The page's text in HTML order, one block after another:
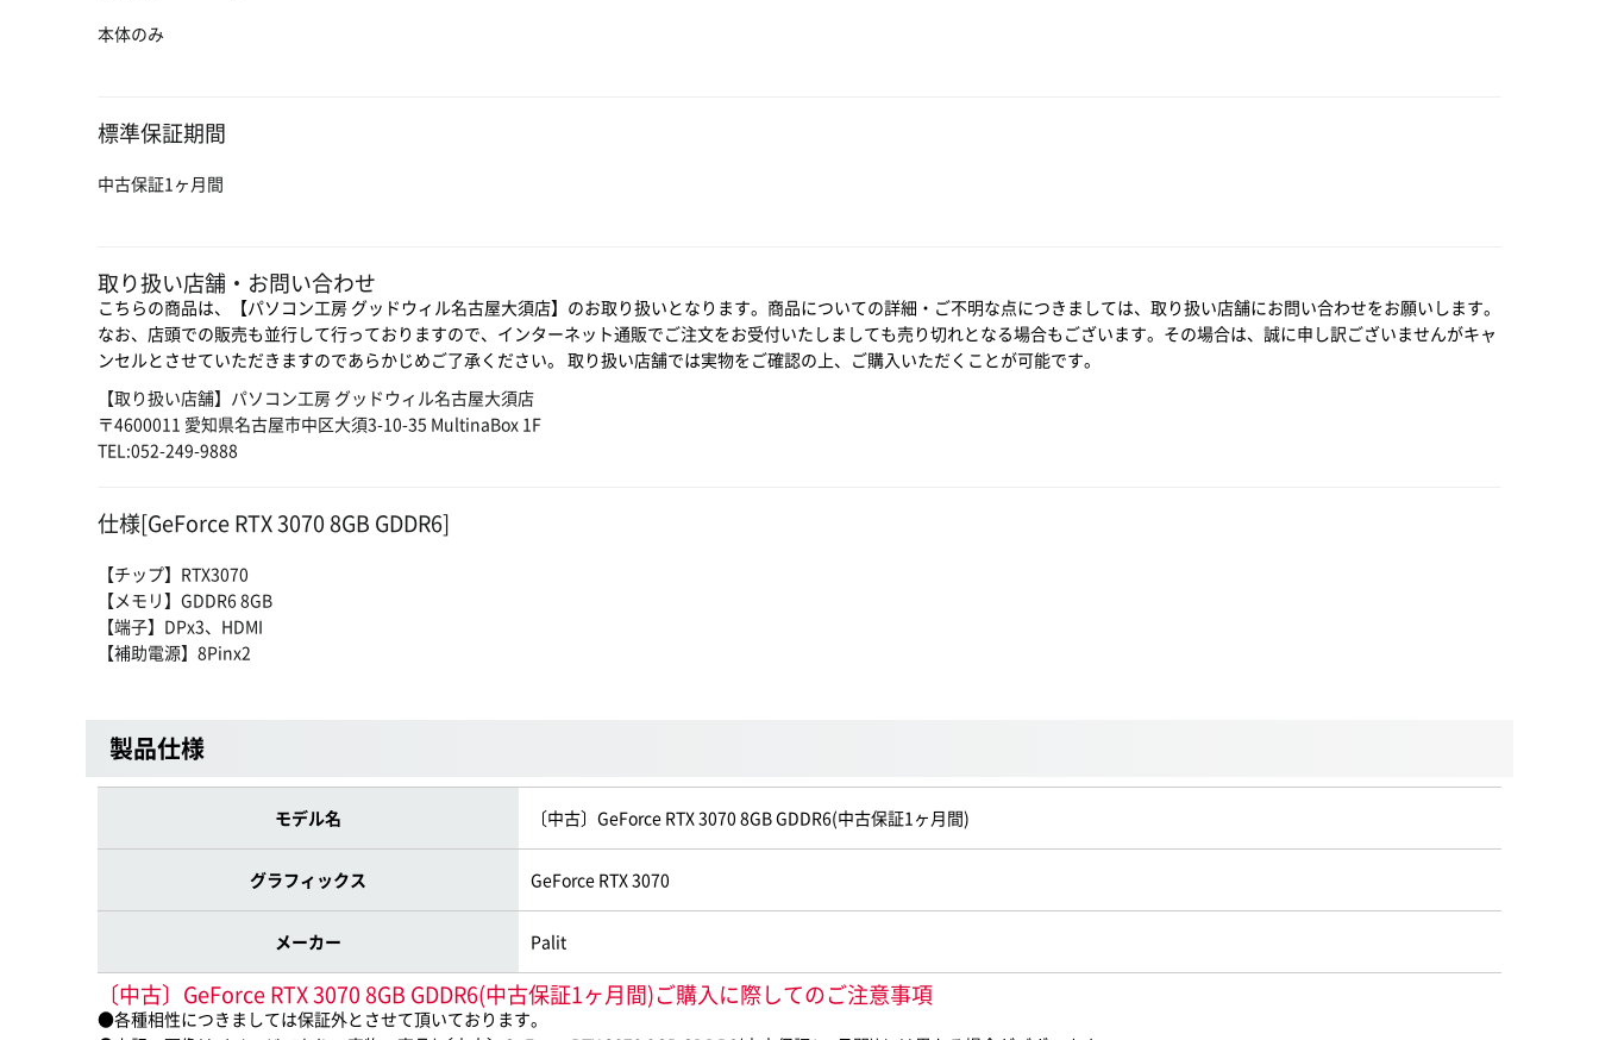
本体のみ
標準保証期間
中古保証1ヶ月間
取り扱い店舗・お問い合わせ
こちらの商品は、【パソコン工房 グッドウィル名古屋大須店】のお取り扱いとなります。商品についての詳細・ご不明な点につきましては、取り扱い店舗にお問い合わせをお願いします。
なお、店頭での販売も並行して行っておりますので、インターネット通販でご注文をお受付いたしましても売り切れとなる場合もございます。その場合は、誠に申し訳ございませんがキャ
ンセルとさせていただきますのであらかじめご了承ください。 取り扱い店舗では実物をご確認の上、ご購入いただくことが可能です。
【取り扱い店舗】パソコン工房 グッドウィル名古屋大須店
〒4600011 愛知県名古屋市中区大須3-10-35 MultinaBox 1F
TEL:052-249-9888
仕様[GeForce RTX 3070 8GB GDDR6]
【チップ】RTX3070
【メモリ】GDDR6 8GB
【端子】DPx3、HDMI
【補助電源】8Pinx2
製品仕様
モデル名 〔中古〕GeForce RTX 3070 8GB GDDR6(中古保証1ヶ月間)
グラフィックス GeForce RTX 3070
メーカー Palit
〔中古〕GeForce RTX 3070 8GB GDDR6(中古保証1ヶ月間)ご購入に際してのご注意事項
●各種相性につきましては保証外とさせて頂いております。